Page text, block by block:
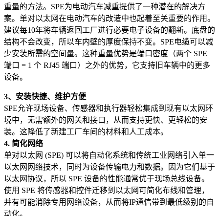
重量的方法。SPE为电动汽车减重提供了一种潜在的解决方
案。单对以太网在电动汽车的改造中也起着至关重要的作用。
建议每10年将车辆返回工厂进行必要电子设备的翻新。底盘的
结构不会改变，所以车内壁的厚度保持不变。SPE电缆可以减
少安装所需的空间量。这种重量优势是端口密度（两个 SPE
端口 = 1 个 RJ45 端口）之外的优势，它支持旧车辆中的更多
设备。
3、安装快捷、维护方便
SPE允许现场设备、传感器和执行器轻松集成到现有以太网环
境中，无需额外的网关和接口，从而支持更快、更轻松的安
装。这降低了新建工厂车间的材料和人工成本。
4. 简化网络
单对以太网 (SPE) 可以将自动化系统和传统工业网络引入单一
以太网网络技术，同时为设备传输电力和数据。因为它们基于
以太网协议，所以 SPE 设备的性能通常优于现场总线设备。
使用 SPE 将传感器和控件迁移到以太网可简化布线和管理，
并有可能消除专用网络设备，从而将IP通信带到最低级别的自
动化。